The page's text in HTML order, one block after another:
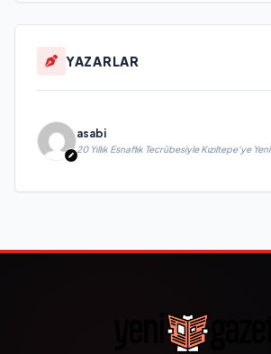
YAZARLAR
asabi
20 Yıllık Esnaflık Tecrübesiyle Kızıltepe'ye